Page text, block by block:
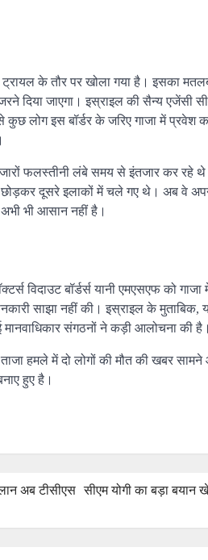
ट्रायल के तौर पर खोला गया है। इसका
दिया जाएगा। इस्राइल की सैन्य एजेंसी
से कुछ लोग इस बॉर्डर के जरिए गाजा में
फलस्तीनी लंबे समय से इंतजार कर रहे
छोड़कर दूसरे इलाकों में चले गए थे। अब वे
भी आसान नहीं है।
विदाउट बॉर्डर्स यानी एमएसएफ को
साझा नहीं की। इस्राइल के मुताबिक,
संगठनों ने कड़ी आलोचना की है।
हमले में दो लोगों की मौत की खबर
हुए है।
अब टीसीएस सीएम योगी का बड़ा बयान